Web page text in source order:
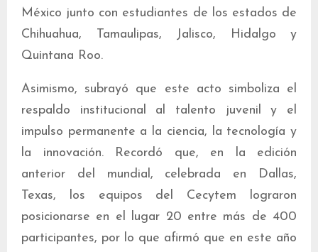
México junto con estudiantes de los estados de
Chihuahua, Tamaulipas, Jalisco, Hidalgo y
Quintana Roo.
Asimismo, subrayó que este acto simboliza el
respaldo institucional al talento juvenil y el
impulso permanente a la ciencia, la tecnología y
la innovación. Recordó que, en la edición
anterior del mundial, celebrada en Dallas,
Texas, los equipos del Cecytem lograron
posicionarse en el lugar 20 entre más de 400
participantes, por lo que afirmó que en este año